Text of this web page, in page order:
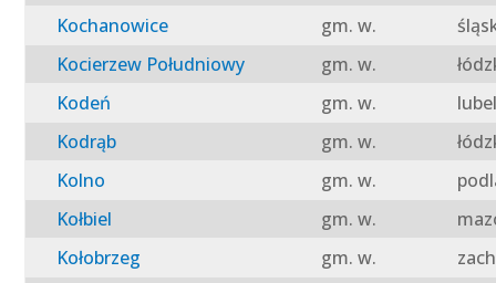
Kochanowice
gm. w.
Kocierzew Południowy
gm. w.
Kodeń
gm. w.
Kodrąb
gm. w.
Kolno
gm. w.
Kołbiel
gm. w.
Kołobrzeg
gm. w.